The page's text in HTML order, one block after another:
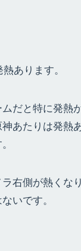
あります。
だと特に発熱
あたりは発熱
右側が熱くな
いです。